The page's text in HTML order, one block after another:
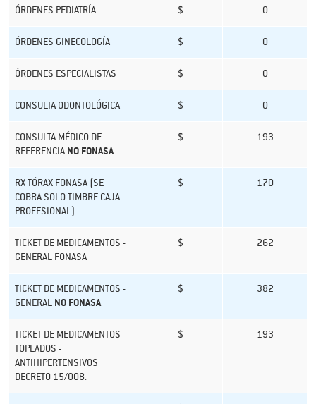
ÓRDENES PEDIATRÍA $ 0
ÓRDENES GINECOLOGÍA $ 0
ÓRDENES ESPECIALISTAS $ 0
CONSULTA ODONTOLÓGICA $ 0
CONSULTA MÉDICO DE
REFERENCIA NO FONASA
$ 193
RX TÓRAX FONASA (SE
COBRA SOLO TIMBRE CAJA
PROFESIONAL)
$ 170
TICKET DE MEDICAMENTOS -
GENERAL FONASA
$ 262
TICKET DE MEDICAMENTOS -
GENERAL NO FONASA
$ 382
TICKET DE MEDICAMENTOS
TOPEADOS -
ANTIHIPERTENSIVOS
DECRETO 15/008.
$ 193